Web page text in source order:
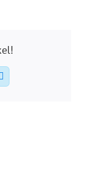
E-
Mail